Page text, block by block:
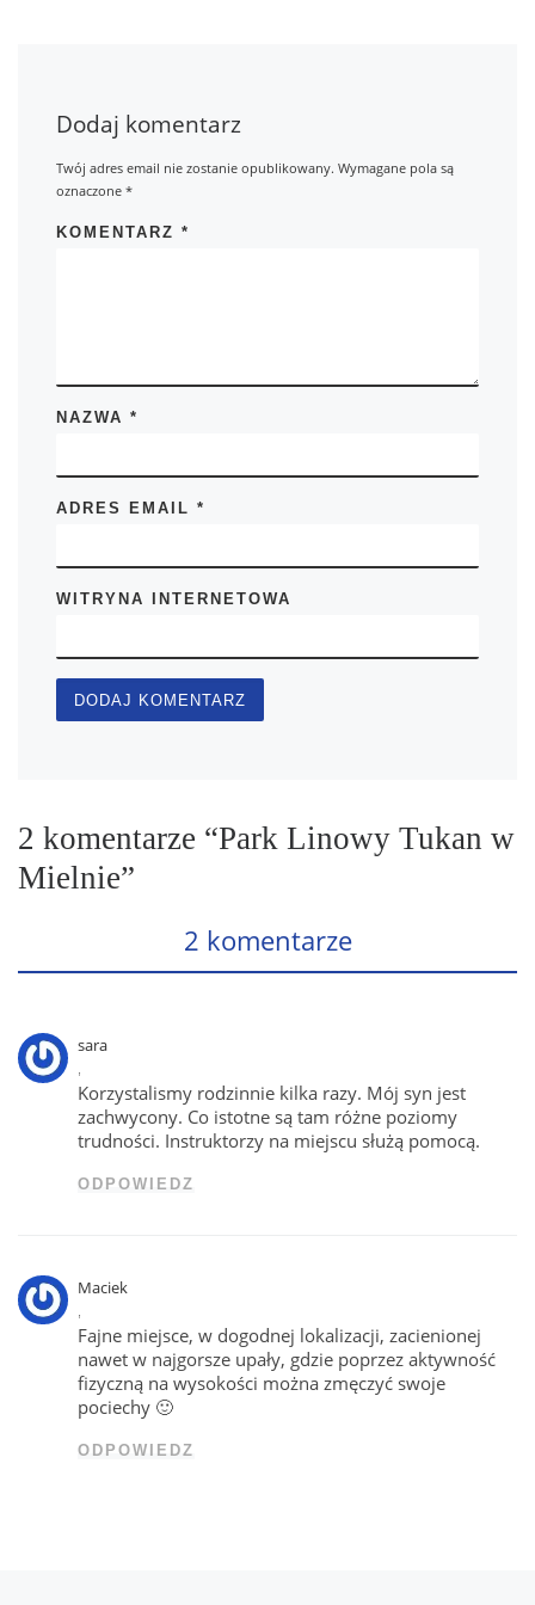
Dodaj komentarz
Twój adres email nie zostanie opublikowany. Wymagane pola są
oznaczone*
KOMENTARZ*
NAZWA*
ADRES EMAIL*
WITRYNA INTERNETOWA
2 komentarze “Park Linowy Tukan w
Mielnie”
2 komentarze
sara
Korzystalismy rodzinnie kilka razy. Mój syn jest
zachwycony. Co istotne są tam różne poziomy
trudności. Instruktorzy na miejscu służą pomocą.
ODPOWIEDZ
Maciek
Fajne miejsce, w dogodnej lokalizacji, zacienionej
nawet w najgorsze upały, gdzie poprzez aktywność
fizyczną na wysokości można zmęczyć swoje
pociechy 🙂
ODPOWIEDZ